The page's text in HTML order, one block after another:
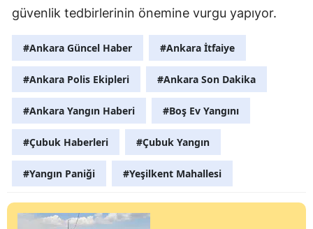
güvenlik tedbirlerinin önemine vurgu yapıyor.
#Ankara Güncel Haber #Ankara İtfaiye
#Ankara Polis Ekipleri #Ankara Son Dakika
#Ankara Yangın Haberi #Boş Ev Yangını
#Çubuk Haberleri #Çubuk Yangın
#Yangın Paniği #Yeşilkent Mahallesi